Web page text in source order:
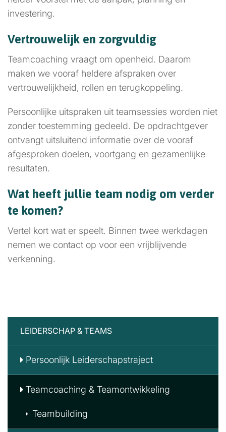
investering.
Vertrouwelijk en zorgvuldig
Teamcoaching vraagt om openheid. Daarom
maken we vooraf heldere afspraken over
vertrouwelijkheid, rollen en terugkoppeling.
Persoonlijke uitspraken uit teamsessies worden niet
zonder toestemming gedeeld. De opdrachtgever
ontvangt uitsluitend informatie over de vooraf
afgesproken doelen, voortgang en gezamenlijke
resultaten.
Wat heeft jullie team nodig om verder
te komen?
Vertel kort wat er speelt. Binnen twee werkdagen
nemen we contact op voor een vrijblijvende
verkenning.
LEIDERSCHAP & TEAMS
Persoonlijk Leiderschapstraject
Teamcoaching & Teamontwikkeling
Teambuilding